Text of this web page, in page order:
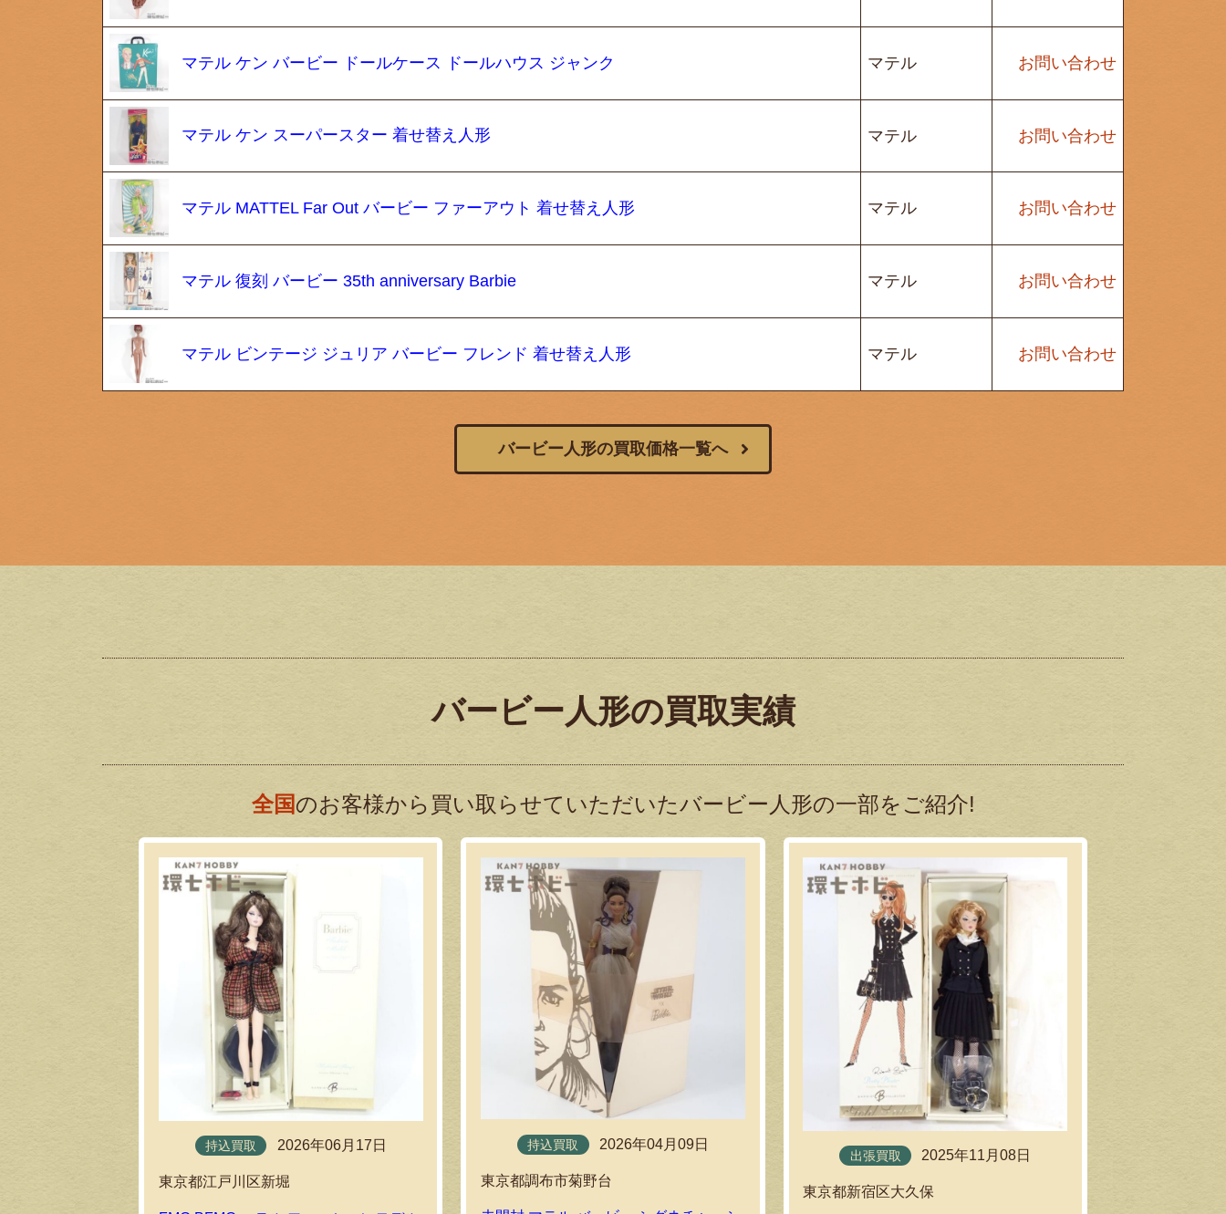
マテル ケン バービー ドールケース ドールハウス ジャンク マテル お問い合わせ
マテル ケン スーパースター 着せ替え人形 マテル お問い合わせ
マテル MATTEL Far Out バービー ファーアウト 着せ替え人形 マテル お問い合わせ
マテル 復刻 バービー 35th anniversary Barbie マテル お問い合わせ
マテル ビンテージ ジュリア バービー フレンド 着せ替え人形 マテル お問い合わせ
バービー人形の買取価格一覧へ
バービー人形の買取実績
全国のお客様から買い取らせていただいたバービー人形の一部をご紹介!
持込買取 2026年06月17日
東京都江戸川区新堀
持込買取 2026年04月09日
東京都調布市菊野台
出張買取 2025年11月08日
東京都新宿区大久保